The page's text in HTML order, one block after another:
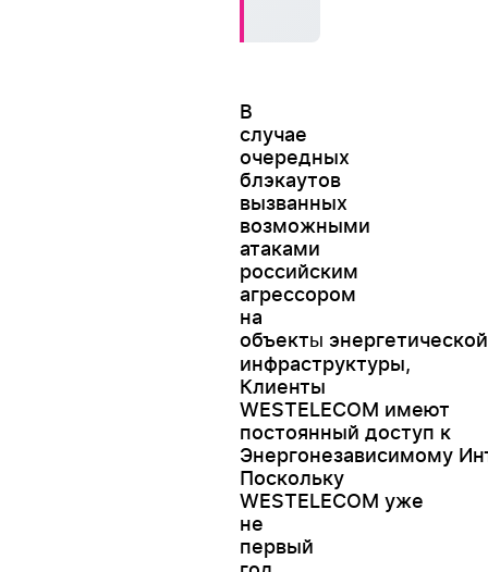
В
случае
очередных
блэкаутов
вызванных
возможными
атаками
российским
агрессором
на
объекты энергетической
инфраструктуры,
Клиенты
WESTELECOM имеют
постоянный доступ к
Энергонезависимому
Поскольку
WESTELECOM уже
не
первый